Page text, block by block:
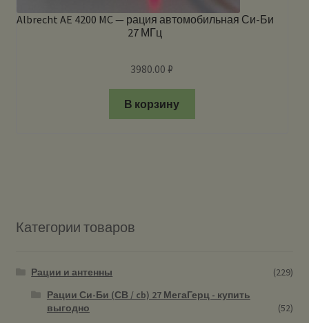
Albrecht AE 4200 MC — рация автомобильная Си-Би
27 МГц
3980.00₽
В корзину
Категории товаров
Рации и антенны
(229)
Рации Си-Би (СВ / cb) 27 МегаГерц - купить
выгодно
(52)